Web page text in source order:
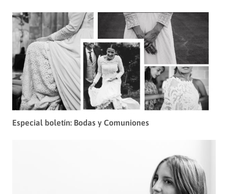
Especial boletín: Bodas y Comuniones